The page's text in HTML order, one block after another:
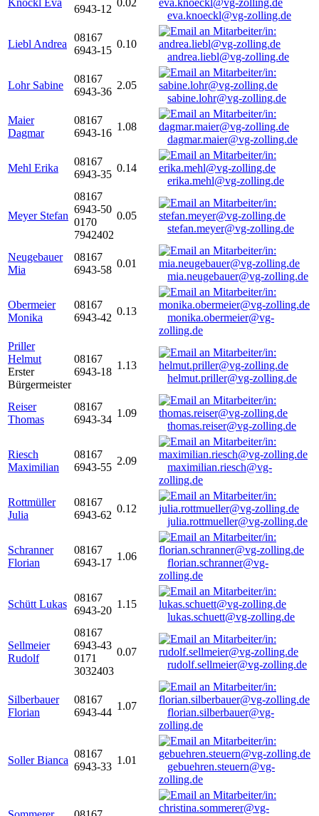
Knöckl Eva
6943-12
0.02
eva.knoeckl@vg-zolling.de
Liebl Andrea
08167
6943-15
0.10
andrea.liebl@vg-zolling.de
Lohr Sabine
08167
6943-36
2.05
sabine.lohr@vg-zolling.de
Maier
Dagmar
08167
6943-16
1.08
dagmar.maier@vg-zolling.de
Mehl Erika
08167
6943-35
0.14
erika.mehl@vg-zolling.de
Meyer Stefan
08167
6943-50
0170
7942402
0.05
stefan.meyer@vg-zolling.de
Neugebauer
Mia
08167
6943-58
0.01
mia.neugebauer@vg-zolling.de
Obermeier
Monika
08167
6943-42
0.13
monika.obermeier@vg-
zolling.de
Priller
Helmut
Erster
Bürgermeister
08167
6943-18
1.13
helmut.priller@vg-zolling.de
Reiser
Thomas
08167
6943-34
1.09
thomas.reiser@vg-zolling.de
Riesch
Maximilian
08167
6943-55
2.09
maximilian.riesch@vg-
zolling.de
Rottmüller
Julia
08167
6943-62
0.12
julia.rottmueller@vg-zolling.de
Schranner
Florian
08167
6943-17
1.06
florian.schranner@vg-
zolling.de
Schütt Lukas
08167
6943-20
1.15
lukas.schuett@vg-zolling.de
Sellmeier
Rudolf
08167
6943-43
0171
3032403
0.07
rudolf.sellmeier@vg-zolling.de
Silberbauer
Florian
08167
6943-44
1.07
florian.silberbauer@vg-
zolling.de
Soller Bianca
08167
6943-33
1.01
gebuehren.steuern@vg-
zolling.de